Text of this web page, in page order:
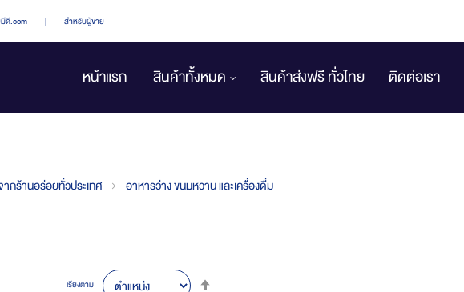
ดี.com | สำหรับผู้ขาย
หน้าแรก สินค้าทั้งหมด สินค้าส่งฟรี ทั่วไทย ติดต่อเรา
กร้านอร่อยทั่วประเทศ อาหารว่าง ขนมหวาน และเครื่องดื่ม
เรียงตาม